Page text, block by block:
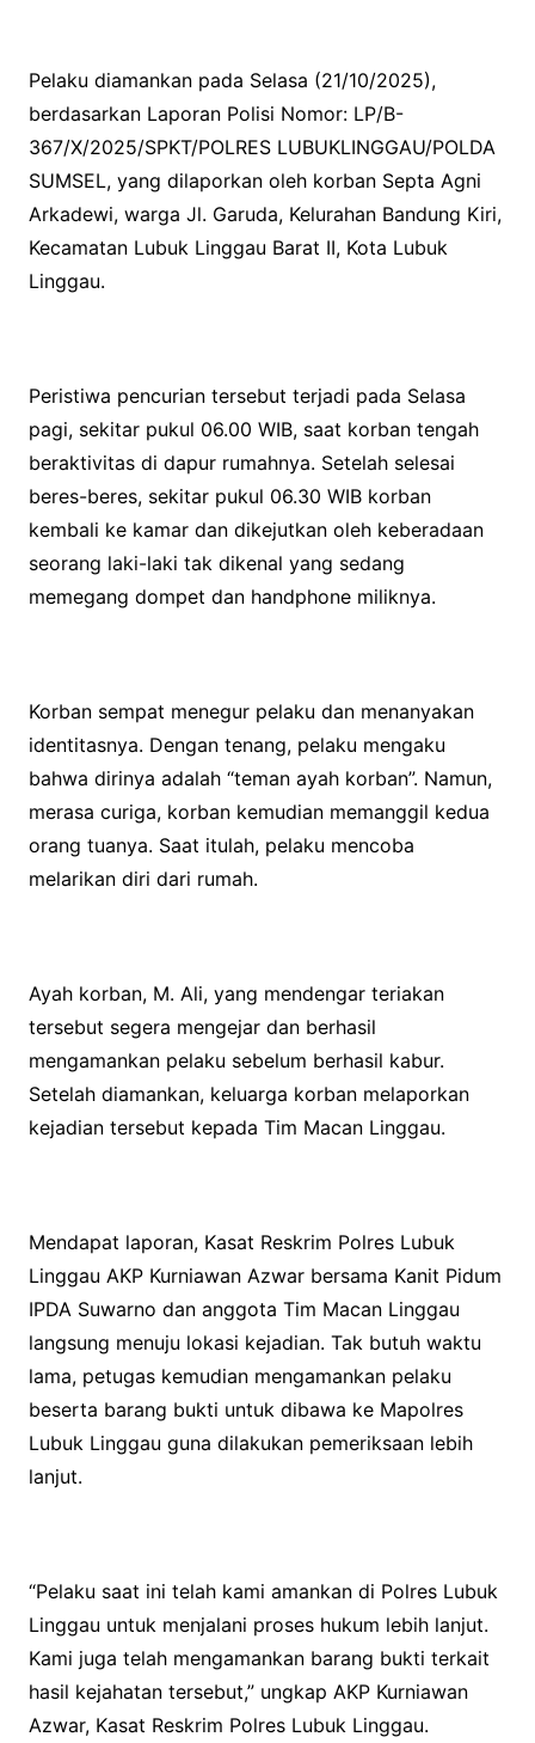
Pelaku diamankan pada Selasa (21/10/2025),
berdasarkan Laporan Polisi Nomor: LP/B-
367/X/2025/SPKT/POLRES LUBUKLINGGAU/POLDA
SUMSEL, yang dilaporkan oleh korban Septa Agni
Arkadewi, warga Jl. Garuda, Kelurahan Bandung Kiri,
Kecamatan Lubuk Linggau Barat II, Kota Lubuk
Linggau.
Peristiwa pencurian tersebut terjadi pada Selasa
pagi, sekitar pukul 06.00 WIB, saat korban tengah
beraktivitas di dapur rumahnya. Setelah selesai
beres-beres, sekitar pukul 06.30 WIB korban
kembali ke kamar dan dikejutkan oleh keberadaan
seorang laki-laki tak dikenal yang sedang
memegang dompet dan handphone miliknya.
Korban sempat menegur pelaku dan menanyakan
identitasnya. Dengan tenang, pelaku mengaku
bahwa dirinya adalah “teman ayah korban”. Namun,
merasa curiga, korban kemudian memanggil kedua
orang tuanya. Saat itulah, pelaku mencoba
melarikan diri dari rumah.
Ayah korban, M. Ali, yang mendengar teriakan
tersebut segera mengejar dan berhasil
mengamankan pelaku sebelum berhasil kabur.
Setelah diamankan, keluarga korban melaporkan
kejadian tersebut kepada Tim Macan Linggau.
Mendapat laporan, Kasat Reskrim Polres Lubuk
Linggau AKP Kurniawan Azwar bersama Kanit Pidum
IPDA Suwarno dan anggota Tim Macan Linggau
langsung menuju lokasi kejadian. Tak butuh waktu
lama, petugas kemudian mengamankan pelaku
beserta barang bukti untuk dibawa ke Mapolres
Lubuk Linggau guna dilakukan pemeriksaan lebih
lanjut.
“Pelaku saat ini telah kami amankan di Polres Lubuk
Linggau untuk menjalani proses hukum lebih lanjut.
Kami juga telah mengamankan barang bukti terkait
hasil kejahatan tersebut,” ungkap AKP Kurniawan
Azwar, Kasat Reskrim Polres Lubuk Linggau.